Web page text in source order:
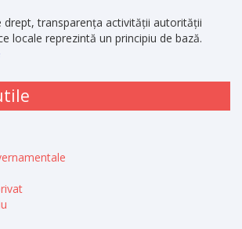
drept, transparența activității autorității
locale reprezintă un principiu de bază.